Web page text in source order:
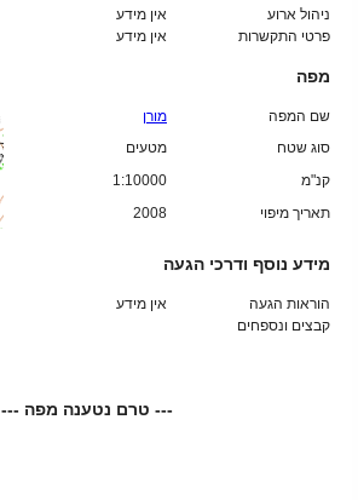
ניהול ארוע
אין מידע
פרטי התקשרות
אין מידע
מפה
שם המפה
מורן
סוג שטח
מטעים
קנ"מ
1:10000
תאריך מיפוי
2008
מידע נוסף ודרכי הגעה
הוראות הגעה
אין מידע
קבצים ונספחים
--- טרם נטענה מפה ---